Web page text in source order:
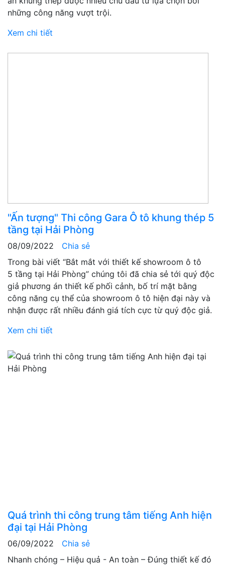
những công năng vượt trội.
Xem chi tiết
"Ấn tượng" Thi công Gara Ô tô khung thép 5
tầng tại Hải Phòng
08/09/2022
Chia sẻ
Trong bài viết “Bắt mắt với thiết kế showroom ô tô
5 tầng tại Hải Phòng” chúng tôi đã chia sẻ tới quý độc
giả phương án thiết kế phối cảnh, bố trí mặt bằng
công năng cụ thể của showroom ô tô hiện đại này và
nhận được rất nhiều đánh giá tích cực từ quý độc giả.
Xem chi tiết
Quá trình thi công trung tâm tiếng Anh hiện
đại tại Hải Phòng
06/09/2022
Chia sẻ
Nhanh chóng – Hiệu quả - An toàn – Đúng thiết kế đó